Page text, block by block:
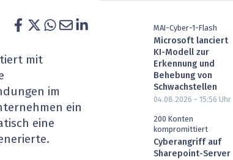
Services & Co.
Artificial Intelligence
Fintech & Insurtech
Professional AV & Digital Signage
mit
im
ein
eine
MAI-Cyber-1-Flash
Microsoft lanciert
KI-Modell zur
Erkennung und
Behebung von
Schwachstellen
04.08.2026 - 15:56 Uhr
200 Konten
kompromittiert
Cyberangriff auf
Sharepoint-Server